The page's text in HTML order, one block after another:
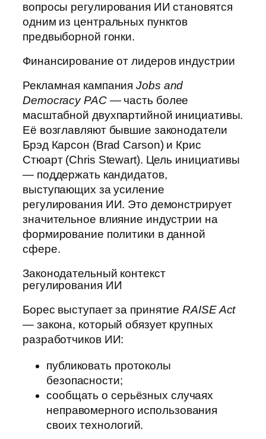
вопросы регулирования ИИ становятся
одним из центральных пунктов
предвыборной гонки.
Финансирование от лидеров индустрии
Рекламная кампанияJobs and
Democracy PAC— часть более
масштабной двухпартийной инициативы.
Её возглавляют бывшие законодатели
Брэд Карсон (Brad Carson) и Крис
Стюарт (Chris Stewart). Цель инициативы
— поддержать кандидатов,
выступающих за усиление
регулирования ИИ. Это демонстрирует
значительное влияние индустрии на
формирование политики в данной
сфере.
Законодательный контекст
регулирования ИИ
Борес выступает за принятиеRAISE Act
— закона, который обязует крупных
разработчиков ИИ:
публиковать протоколы
безопасности;
сообщать о серьёзных случаях
неправомерного использования
своих технологий.